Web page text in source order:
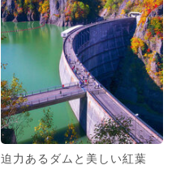
迫力あるダムと美しい紅葉